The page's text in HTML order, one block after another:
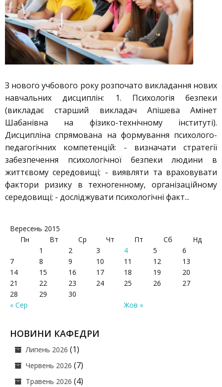
З нового учбового року розпочато викладання нових
навчальних дисциплін: 1. Психологія безпеки
(викладає старший викладач Апішева Амінет
Шабанівна на фізико-технічному інституті).
Дисципліна спрямована на формування психолого-
педагогічних компетенцій: - визначати стратегії
забезпечення психологічної безпеки людини в
життєвому середовищі; - виявляти та враховувати
фактори ризику в техногенному, організаційному
середовищі; - досліджувати психологічні факт...
Вересень 2015
Пн
Вт Ср Чт Пт Сб Нд
« Сер Жов »
1 2 3 4 5
6
7
8 9 10 11 12
13
14
15 16 17 18 19
20
21
22 23 24 25 26
27
28
29 30
НОВИНИ КАФЕДРИ
Липень 2026 (1)
Червень 2026 (7)
Травень 2026 (4)